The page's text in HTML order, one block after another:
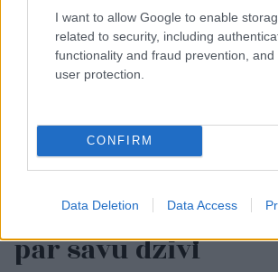
I want to allow Google to enable
related to security, including
functionality and fraud prevention, and
user protection.
CONFIRM
Data Deletion Data Access
FOTO. “Dziļi sirdī
pats…” Dons
neredzētas
aizkustinošas
par savu dzīvi